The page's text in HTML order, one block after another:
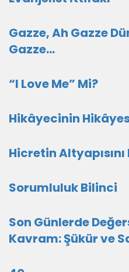
Gazze, Ah Gazze
Gazze...
“I Love Me” Mi?
Hikâyecinin
Hicretin
Sorumluluk Bilinci
Son Günlerde
Kavram: Şükür ve